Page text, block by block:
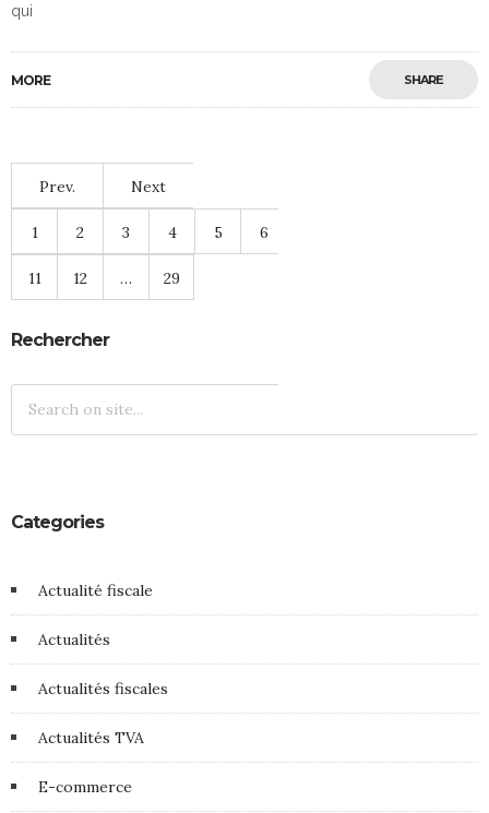
qui
MORE SHARE
Prev. Next
1 2 3 4 5 6
11 12 … 29
Rechercher
Categories
Actualité fiscale
Actualités
Actualités fiscales
Actualités TVA
E-commerce